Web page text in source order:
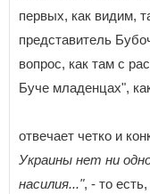
первых, как видим,
представитель
вопрос, как там с
Буче младенцах",
отвечает четко и
Украины нет ни
насилия...", - то